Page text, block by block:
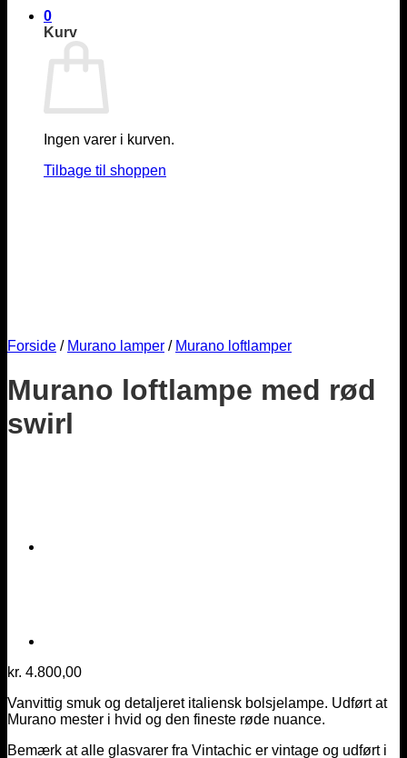
0
Kurv
Ingen varer i kurven.
Tilbage til shoppen
Forside / Murano lamper / Murano loftlamper
Murano loftlampe med rød
swirl
kr. 4.800,00
Vanvittig smuk og detaljeret italiensk bolsjelampe. Udført at
Murano mester i hvid og den fineste røde nuance.
Bemærk at alle glasvarer fra Vintachic er vintage og udført i